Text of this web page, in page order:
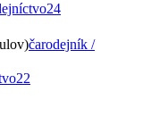
24
čarodejník /
22